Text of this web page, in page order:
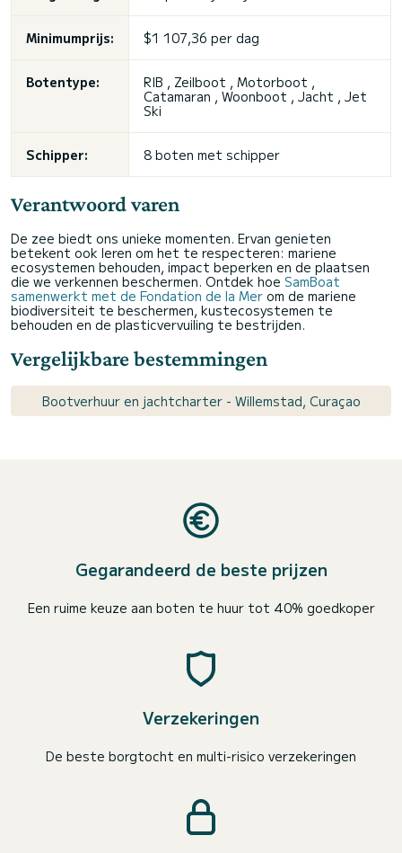
Minimumprijs: $1 107,36 per dag
Botentype:
RIB , Zeilboot , Motorboot ,
Catamaran , Woonboot , Jacht , Jet
Ski
Schipper: 8 boten met schipper
Verantwoord varen
De zee biedt ons unieke momenten. Ervan genieten
betekent ook leren om het te respecteren: mariene
ecosystemen behouden, impact beperken en de plaatsen
die we verkennen beschermen. Ontdek hoe SamBoat
samenwerkt met de Fondation de la Mer om de mariene
biodiversiteit te beschermen, kustecosystemen te
behouden en de plasticvervuiling te bestrijden.
Vergelijkbare bestemmingen
Bootverhuur en jachtcharter - Willemstad, Curaçao
Gegarandeerd de beste prijzen
Een ruime keuze aan boten te huur tot 40% goedkoper
Verzekeringen
De beste borgtocht en multi-risico verzekeringen